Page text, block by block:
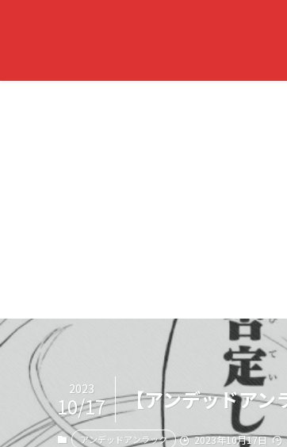
【アンデッドアン
2023
10/17
アンデッドアンラック 2023年10月17日